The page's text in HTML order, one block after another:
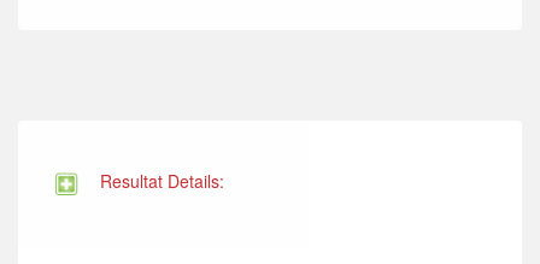
Resultat Details: